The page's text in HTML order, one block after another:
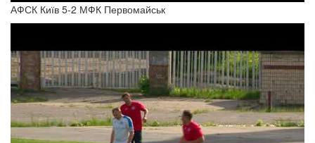
АФСК Київ 5-2 МФК Первомайськ